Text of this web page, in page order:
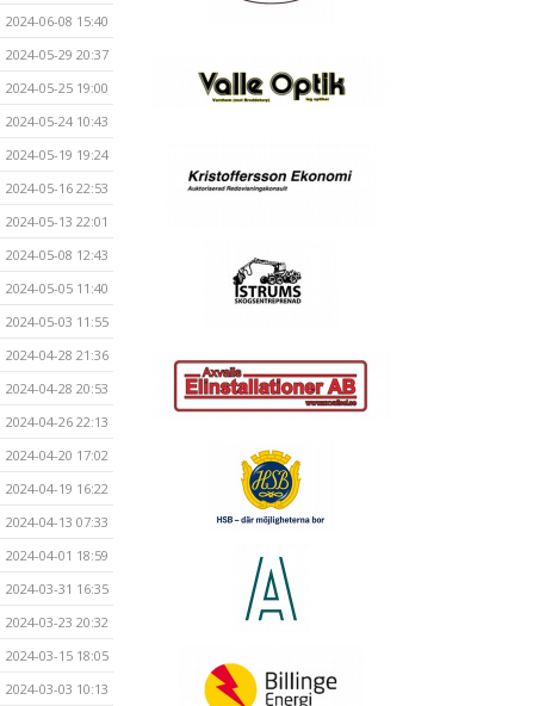
2024-06-08 15:40
2024-05-29 20:37
2024-05-25 19:00
2024-05-24 10:43
2024-05-19 19:24
2024-05-16 22:53
2024-05-13 22:01
2024-05-08 12:43
2024-05-05 11:40
2024-05-03 11:55
2024-04-28 21:36
2024-04-28 20:53
2024-04-26 22:13
2024-04-20 17:02
2024-04-19 16:22
2024-04-13 07:33
2024-04-01 18:59
2024-03-31 16:35
2024-03-23 20:32
2024-03-15 18:05
2024-03-03 10:13